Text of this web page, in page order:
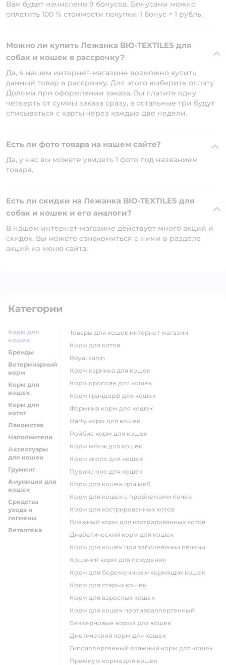
Вам будет начислено 9 бонусов. Бонусами можно
оплатить 100 % стоимости покупки: 1 бонус = 1 рубль.
Можно ли купить Лежанка BIO-TEXTILES для
собак и кошек в рассрочку?
Да, в нашем интернет-магазине возможно купить
данный товар в рассрочку. Для этого выберите оплату
Долями при оформлении заказа. Вы платите одну
четверть от суммы заказа сразу, а остальные три будут
списываться с карты через каждые две недели.
Есть ли фото товара на нашем сайте?
Да, у нас вы можете увидеть 1 фото под названием
товара.
Есть ли скидки на Лежанка BIO-TEXTILES для
собак и кошек и его аналоги?
В нашем интернет-магазине действует много акций и
скидок. Вы можете ознакомиться с ними в разделе
акций из меню сайта.
Категории
Корм для
кошек
Бренды
Ветеринарный
корм
Корм для
кошек
Корм для
котят
Лакомства
Наполнители
Аксессуары
для кошек
Груминг
Амуниция для
кошек
Средства
ухода и
гигиены
Ветаптека
товары для кошек интернет магазин
корм для котов
royal canin
корм карника для кошек
корм проплан для кошек
корм грандорф для кошек
фармина корм для кошек
harty корм для кошек
ройбис корм для кошек
корм монж для кошек
корм хиллс для кошек
пурина оне для кошек
корм для кошек при мкб
корм для кошек с проблемами почек
Корм для кастрированных котов
влажный корм для кастрированных котов
диабетический корм для кошек
корм для кошек при заболевании печени
кошачий корм для похудения
корм для беременных и кормящих кошек
корм для старых кошек
корм для взрослых кошек
корм для кошек противоаллергенный
беззерновые корма для кошек
диетический корм для кошек
гипоаллергенный влажный корм для кошек
премиум корма для кошек